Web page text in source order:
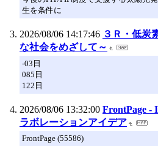
生を条件に
2026/08/06 14:17:46 ３Ｒ・低炭
な社会をめざして～
-03日
085日
122日
2026/08/06 13:32:00 FrontPage -
ラボレーションアイデア
FrontPage (55586)